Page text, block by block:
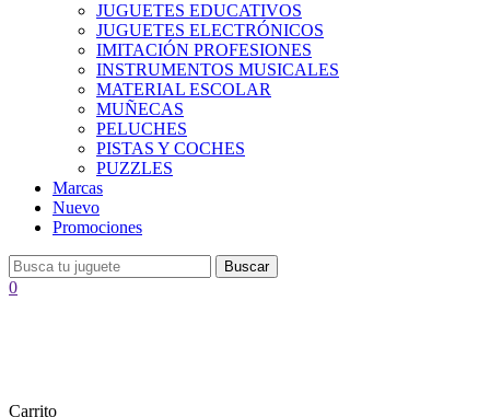
JUGUETES EDUCATIVOS
JUGUETES ELECTRÓNICOS
IMITACIÓN PROFESIONES
INSTRUMENTOS MUSICALES
MATERIAL ESCOLAR
MUÑECAS
PELUCHES
PISTAS Y COCHES
PUZZLES
Marcas
Nuevo
Promociones
Buscar
0
Carrito